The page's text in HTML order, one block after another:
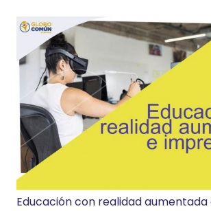
Educación con realidad